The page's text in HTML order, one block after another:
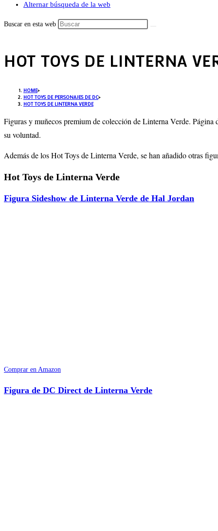
Alternar búsqueda de la web
Buscar en esta web
HOT TOYS DE LINTERNA
HOME>
HOT TOYS DE PERSONAJES DE DC>
HOT TOYS DE LINTERNA VERDE
Figuras y muñecos premium de colección de Linterna Verde. Página
su voluntad.
Además de los Hot Toys de Linterna Verde, se han añadido otras
Hot Toys de Linterna Verde
Figura Sideshow de Linterna Verde de Hal Jordan
Comprar en Amazon
Figura de DC Direct de Linterna Verde